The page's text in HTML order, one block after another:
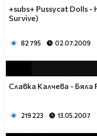
+subs+ Pussycat Dolls -
Survive)
82 795 02.07.2009
Славка Калчева - Бяла
219 223 13.05.2007